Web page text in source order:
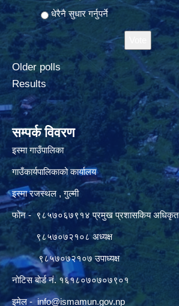
धेरैनै सुधार गर्नुपर्ने
Older polls
Results
सम्पर्क विवरण
इस्मा गाउँपालिका
गाउँकार्यपालिकाको कार्यालय
इस्मा रजस्थल , गुल्मी
फोन - ९८५७०६७९१४ प्रमुख प्रशासकिय अधिकृत
९८५७०७२१०८ अध्यक्ष
९८५७०७२१०७ उपाध्यक्ष
नोटिस बोर्ड नं. १६१८०७०७०७९०१
इमेल - info@ismamun.gov.np